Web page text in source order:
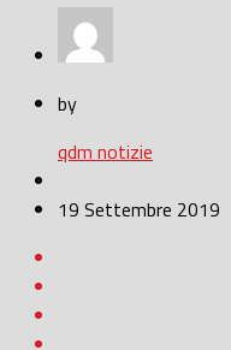
by
qdm notizie
19 Settembre 2019